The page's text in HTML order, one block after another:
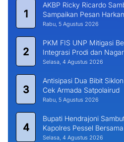
1
AKBP Ricky Ricardo
Sampaikan Pesan
Rabu, 5 Agustus 2026
2
PKM FIS UNP Mitigasi
Integrasi Prodi dan
Selasa, 4 Agustus 2026
3
Antisipasi Dua Bibit
Cek Armada Satpolairud
Rabu, 5 Agustus 2026
4
Bupati Hendrajoni
Kapolres Pessel
Selasa, 4 Agustus 2026